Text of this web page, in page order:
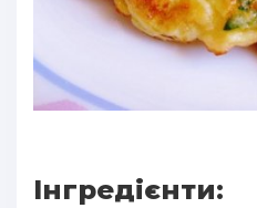
Інгредієнти: